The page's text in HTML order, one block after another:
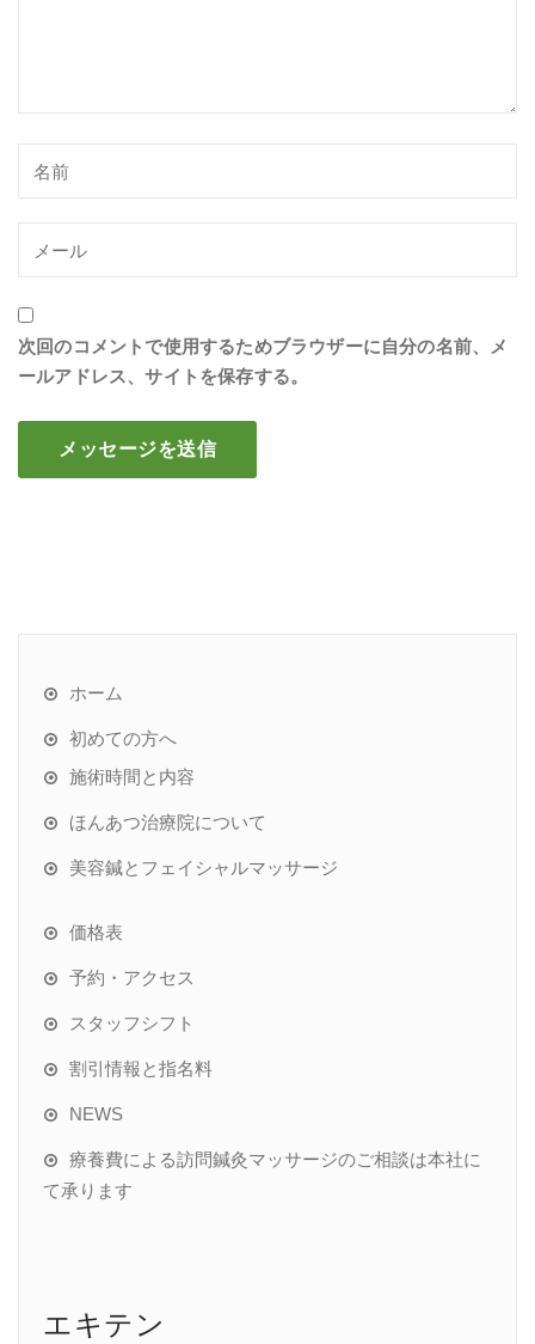
次回のコメントで使用するためブラウザーに自分の名前、メ
ールアドレス、サイトを保存する。
ホーム
初めての方へ
施術時間と内容
ほんあつ治療院について
美容鍼とフェイシャルマッサージ
価格表
予約・アクセス
スタッフシフト
割引情報と指名料
NEWS
療養費による訪問鍼灸マッサージのご相談は本社に
て承ります
エキテン